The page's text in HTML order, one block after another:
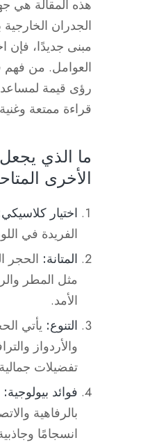
هذه المقالة هي
الجدران
مبنى جديدًا، فإن
العوامل. من فهم
رؤى قيمة
قراءة ممتعة
ما الذي
الأخرى
اختيار
الفريدة في
المتانة: الحجر
مثل المطر
الأمد.
التنوع: يأتي
والأردواز
تفضيلات
فوائد بيولوجية:
بالرفاهية
انسجامًا